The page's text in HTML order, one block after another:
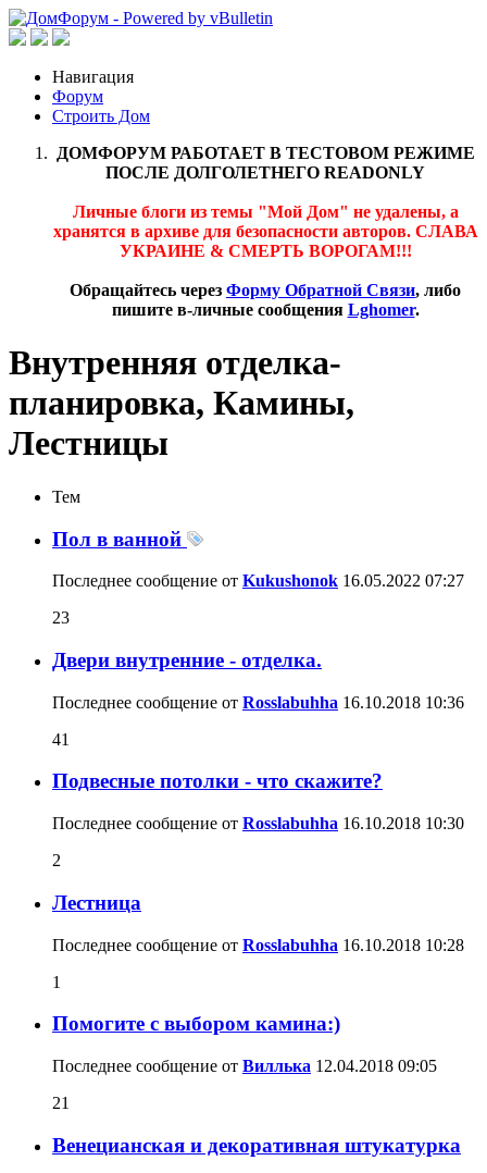
Навигация
Форум
Строить Дом
ДОМФОРУМ РАБОТАЕТ В ТЕСТОВОМ РЕЖИМЕ
ПОСЛЕ ДОЛГОЛЕТНЕГО READONLY
Личные блоги из темы "Мой Дом" не удалены, а
хранятся в архиве для безопасности авторов. СЛАВА
УКРАИНЕ & СМЕРТЬ ВОРОГАМ!!!
Обращайтесь через Форму Обратной Связи, либо
пишите в-личные сообщения Lghomer.
Внутренняя отделка-
планировка, Камины,
Лестницы
Тем
Пол в ванной
Последнее сообщение от Kukushonok 16.05.2022 07:27
23
Двери внутренние - отделка.
Последнее сообщение от Rosslabuhha 16.10.2018 10:36
41
Подвесные потолки - что скажите?
Последнее сообщение от Rosslabuhha 16.10.2018 10:30
2
Лестница
Последнее сообщение от Rosslabuhha 16.10.2018 10:28
1
Помогите с выбором камина:)
Последнее сообщение от Виллька 12.04.2018 09:05
21
Венецианская и декоративная штукатурка